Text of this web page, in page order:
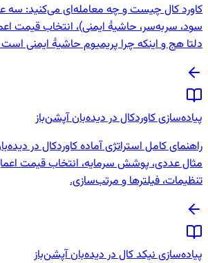
کاورد کال چیست و چه معامله‌ای می‌کنید: سه
سود، سربه‌سر، حاشیهٔ ایمنی)، انتخاب قیمت
دلتا هج و اینکه چرا پریمیوم حاشیهٔ ایمنی
پیاده‌سازی کاوردکال در دیده‌بان آپشن‌باز
راهنمای کامل استراتژی آماده کاوردکال در
مثال عددی، پوشش سرمایه، انتخاب قیمت
تنظیمات، فیلترها و مرتب‌سازی.
پیاده‌سازی نیکد کال در دیده‌بان آپشن‌باز